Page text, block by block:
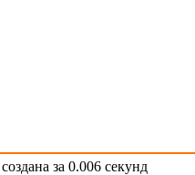
за 0.006 секунд